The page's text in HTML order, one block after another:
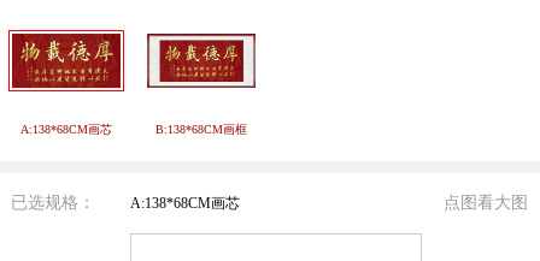
A:138*68CM画芯 B:138*68CM画框
已选规格： A:138*68CM画芯 点图看大图